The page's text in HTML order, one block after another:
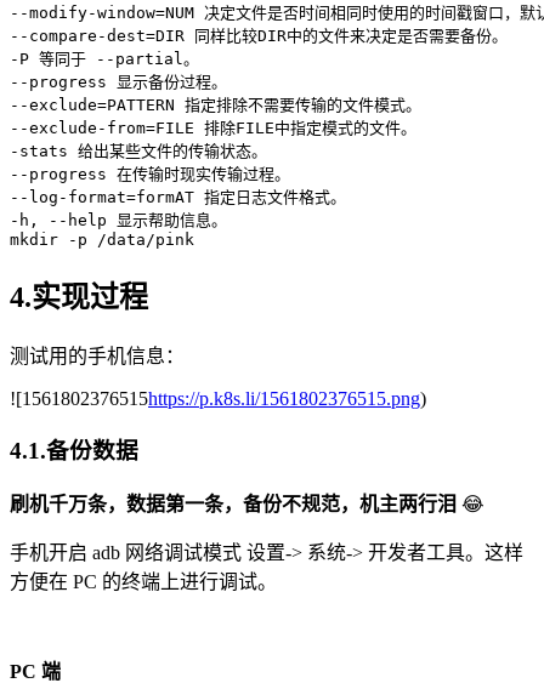
--modify-window=NUM 决定文件是否时间相同时使用的时间戳窗口，默
--compare-dest=
-P
--progress
--exclude=PATTERN 指定排除不需要传输的文件模式。
--exclude-from=
-stats
--progress 在传输时现实传输过程。
--log-format=formAT 指定日志文件格式。
-h,
--help
mkdir
-p /data/pink
4.实现过程
测试用的手机信息：
![1561802376515https://p.k8s.li/1561802376515.png)
4.1.备份数据
刷机千万条，数据第一条，备份不规范，机主两行泪 😂
手机开启 adb 网络调试模式 设置-> 系统-> 开发者工具。这样
方便在 PC 的终端上进行调试。
PC 端